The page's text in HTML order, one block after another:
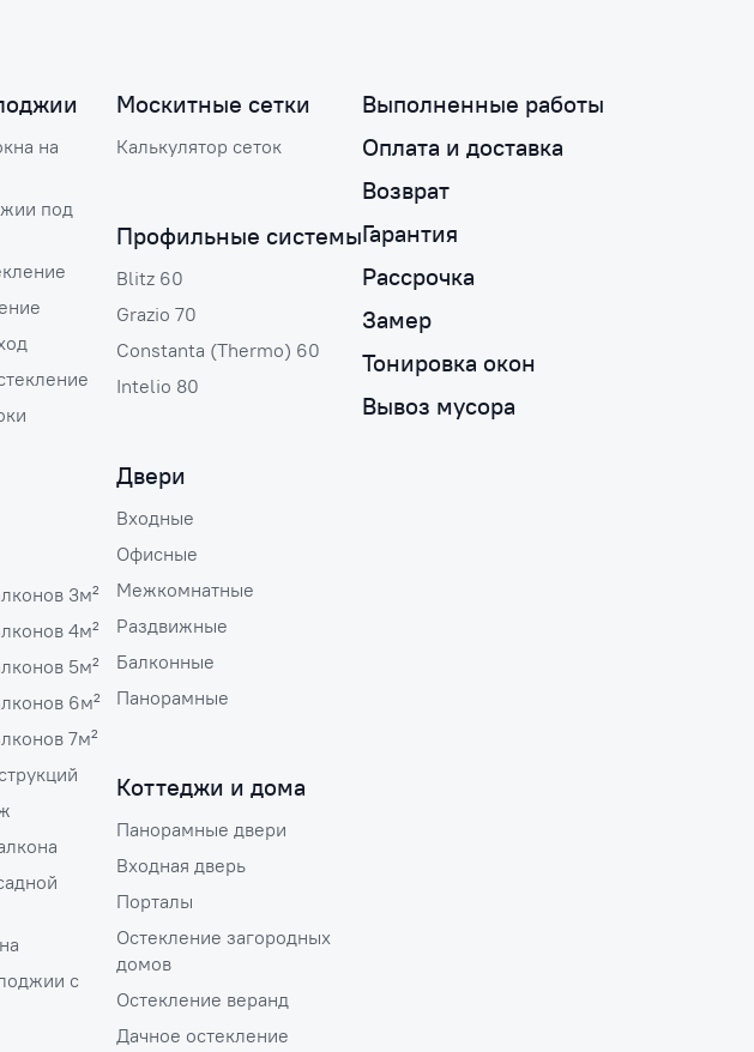
на
под
3м²
4м²
5м²
6м²
7м²
с
Москитные сетки
Калькулятор сеток
Профильные системы
Blitz 60
Grazio 70
Constanta (Thermo) 60
Intelio 80
Двери
Входные
Офисные
Межкомнатные
Раздвижные
Балконные
Панорамные
Коттеджи и дома
Панорамные двери
Входная дверь
Порталы
Остекление загородных
домов
Остекление веранд
Дачное остекление
Выполненные работы
Оплата и доставка
Возврат
Гарантия
Рассрочка
Замер
Тонировка окон
Вывоз мусора